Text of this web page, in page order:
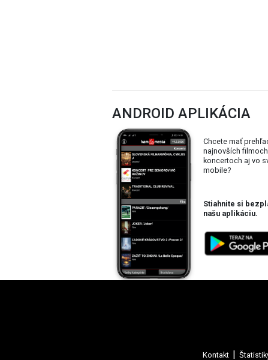
ANDROID APLIKÁCIA
Chcete mať
najnovších
koncertoch aj vo
mobile?
Stiahnite si
našu aplikáciu.
Kontakt